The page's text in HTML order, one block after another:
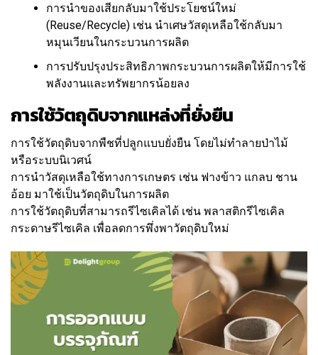
การนำของเสียกลับมาใช้ประโยชน์ใหม่
(Reuse/Recycle) เช่น นำเศษวัสดุเหลือใช้กลับมา
หมุนเวียนในกระบวนการผลิต
การปรับปรุงประสิทธิภาพกระบวนการผลิตให้มีการใช้
พลังงานและทรัพยากรน้อยลง
การใช้วัตถุดิบจากแหล่งที่ยั่งยืน
การใช้วัตถุดิบจากพืชที่ปลูกแบบยั่งยืน โดยไม่ทำลายป่าไม้
หรือระบบนิเวศน์
การนำวัสดุเหลือใช้ทางการเกษตร เช่น ฟางข้าว แกลบ ชาน
อ้อย มาใช้เป็นวัตถุดิบในการผลิต
การใช้วัตถุดิบที่สามารถรีไซเคิลได้ เช่น พลาสติกรีไซเคิล
กระดาษรีไซเคิล เพื่อลดการพึ่งพาวัตถุดิบใหม่